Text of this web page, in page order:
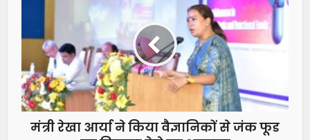
मंत्री रेखा आर्या ने किया वैज्ञानिकों से जंक फूड